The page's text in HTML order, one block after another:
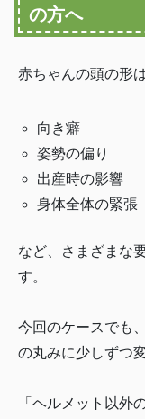
の方へ
赤ちゃんの頭の形は
向き癖
姿勢の偏り
出産時の影響
身体全体の緊張
など、さまざまな
す。
今回のケースでも
の丸みに少しずつ
「ヘルメット以外